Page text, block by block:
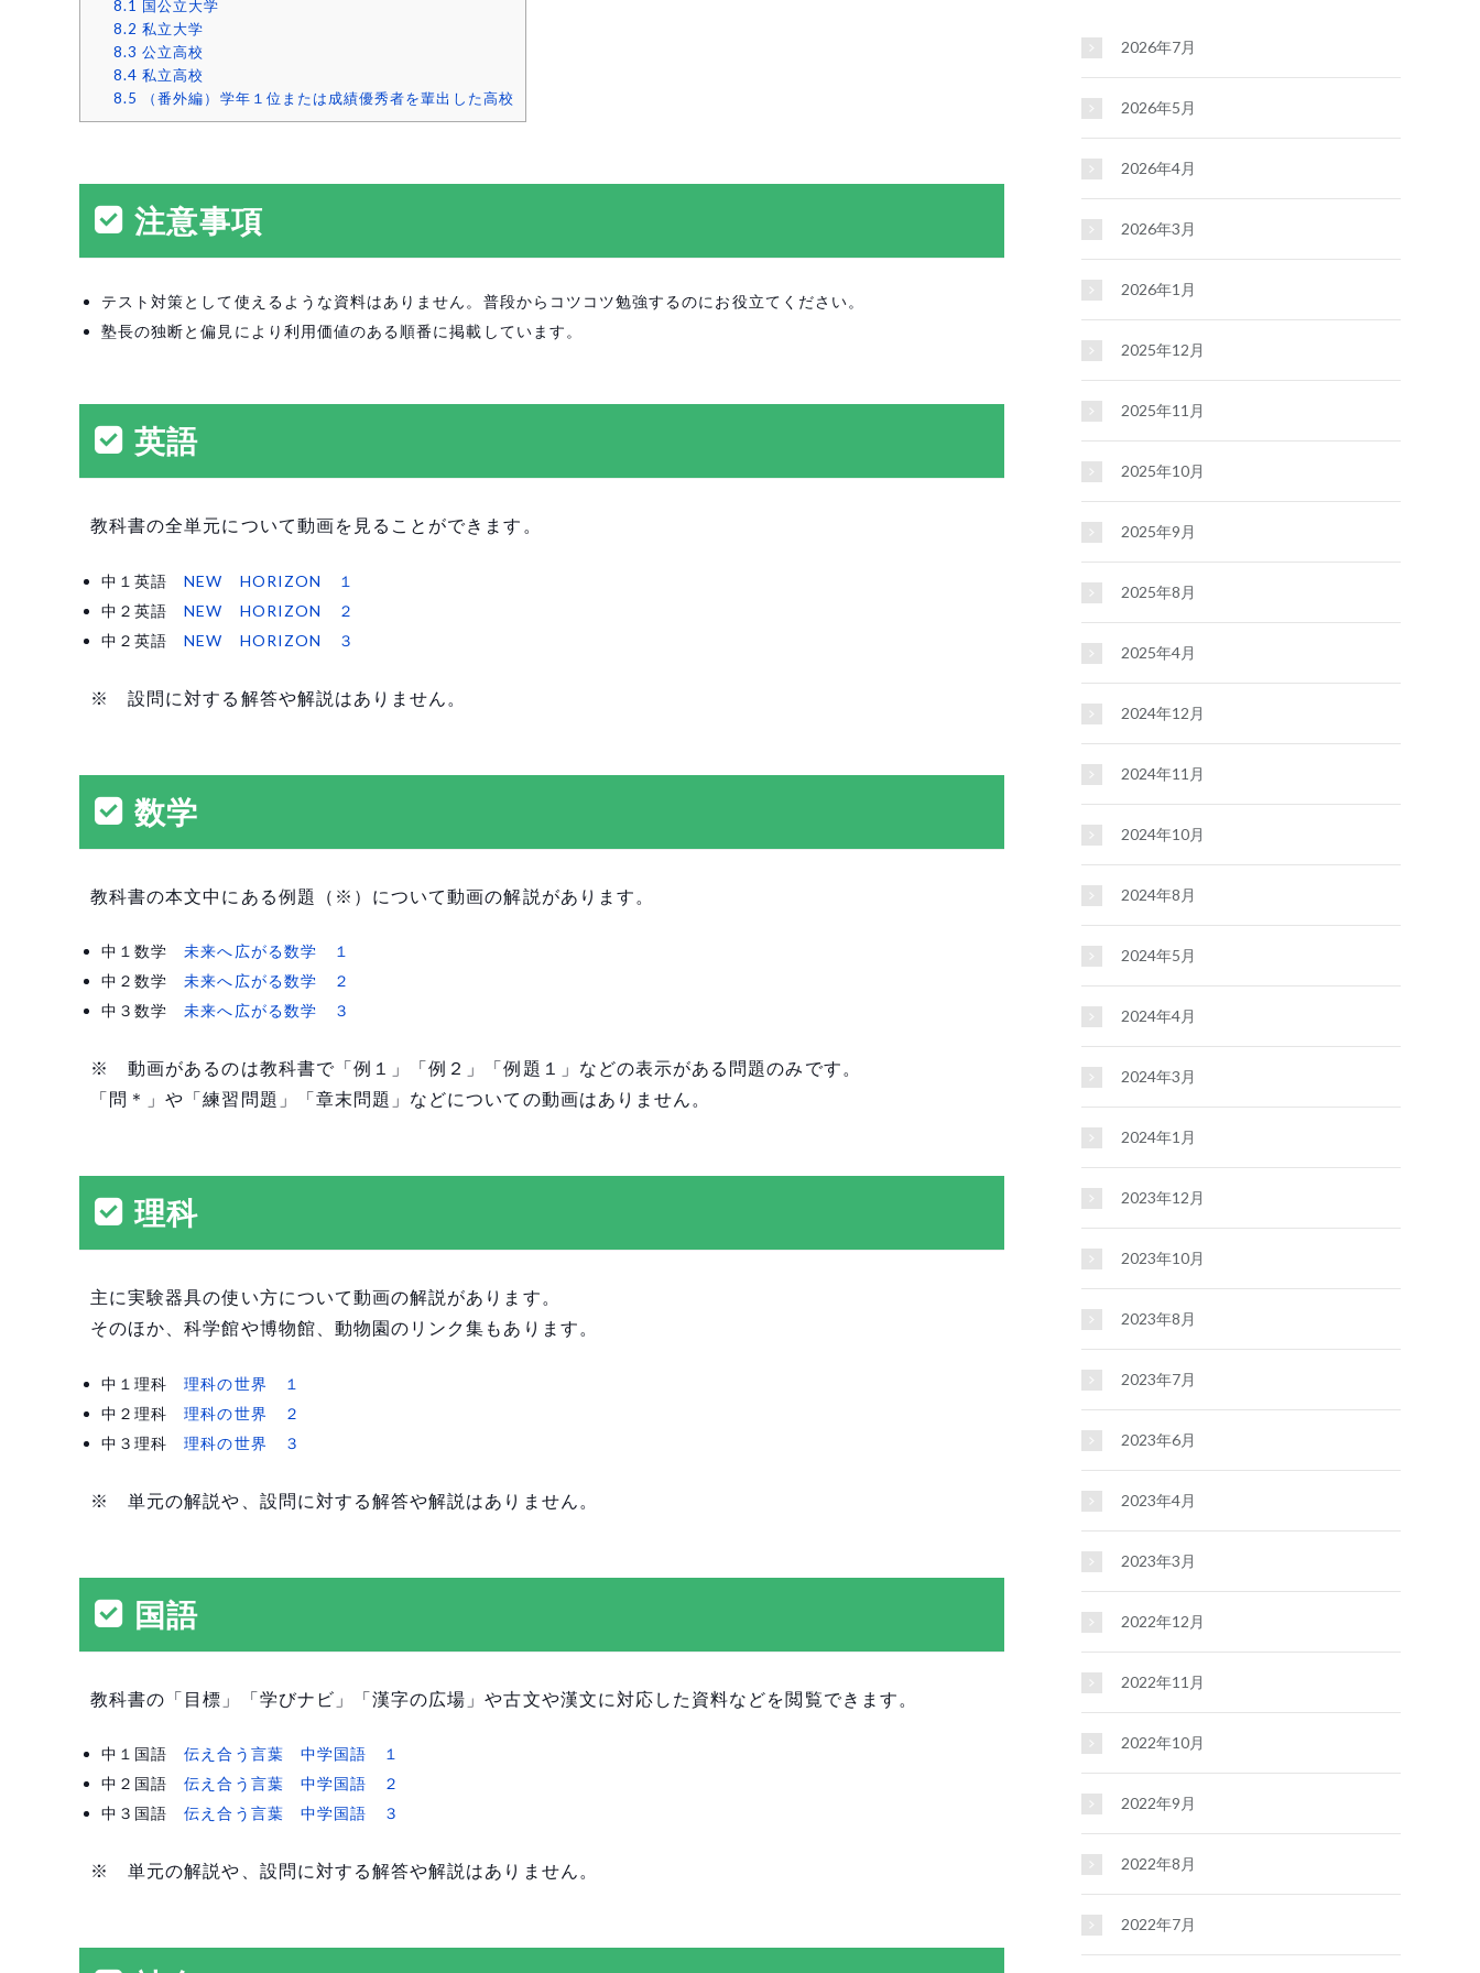
8.1 国公立大学
8.2 私立大学
8.3 公立高校
8.4 私立高校
8.5
（番外編）学年１位または成績優秀者を輩出した高校
注意事項
テスト対策として使えるような資料はありません。普段からコツコツ勉強するのにお役立てください。
塾長の独断と偏見により利用価値のある順番に掲載しています。
英語
教科書の全単元について動画を見ることができます。
中１英語NEW HORIZON １
中２英語NEW HORIZON ２
中２英語NEW HORIZON ３
※ 設問に対する解答や解説はありません。
数学
教科書の本文中にある例題（※）について動画の解説があります。
中１数学未来へ広がる数学 １
中２数学未来へ広がる数学 ２
中３数学未来へ広がる数学 ３
※ 動画があるのは教科書で「例１」「例２」「例題１」などの表示がある問題のみです。
「問＊」や「練習問題」「章末問題」などについての動画はありません。
理科
主に実験器具の使い方について動画の解説があります。
そのほか、科学館や博物館、動物園のリンク集もあります。
中１理科理科の世界 １
中２理科理科の世界 ２
中３理科理科の世界 ３
※ 単元の解説や、設問に対する解答や解説はありません。
国語
教科書の「目標」「学びナビ」「漢字の広場」や古文や漢文に対応した資料などを閲覧できます。
中１国語伝え合う言葉 中学国語 １
中２国語伝え合う言葉 中学国語 ２
中３国語伝え合う言葉 中学国語 ３
※ 単元の解説や、設問に対する解答や解説はありません。
2026年7月
2026年5月
2026年4月
2026年3月
2026年1月
2025年12月
2025年11月
2025年10月
2025年9月
2025年8月
2025年4月
2024年12月
2024年11月
2024年10月
2024年8月
2024年5月
2024年4月
2024年3月
2024年1月
2023年12月
2023年10月
2023年8月
2023年7月
2023年6月
2023年4月
2023年3月
2022年12月
2022年11月
2022年10月
2022年9月
2022年8月
2022年7月